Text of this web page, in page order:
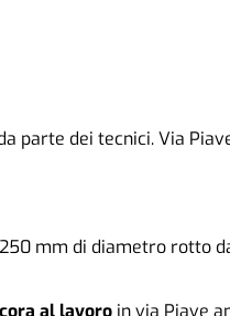
parte dei tecnici. Via
mm di diametro rotto
al lavoro in via Piave